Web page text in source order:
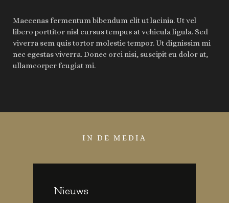
Maecenas fermentum bibendum elit ut lacinia. Ut vel
libero porttitor nisl cursus tempus at vehicula ligula. Sed
viverra sem quis tortor molestie tempor. Ut dignissim mi
nec egestas viverra. Donec orci nisi, suscipit eu dolor at,
ullamcorper feugiat mi.
IN DE MEDIA
Nieuws